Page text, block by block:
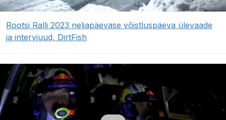
Rootsi Ralli 2023 neljapäevase võistluspäeva ülevaade
ja intervjuud, DirtFish